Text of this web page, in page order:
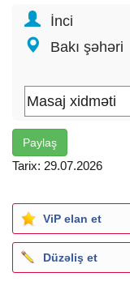
İnci
Bakı şəhəri
Paylaş
Tarix: 29.07.2026
ViP elan et
Düzəliş et